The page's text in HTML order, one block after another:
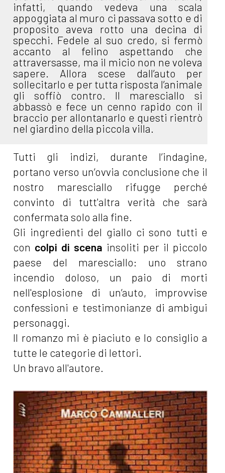
infatti, quando vedeva una scala
appoggiata al muro ci passava sotto e di
proposito aveva rotto una decina di
specchi. Fedele al suo credo, si fermò
accanto al felino aspettando che
attraversasse, ma il micio non ne voleva
sapere. Allora scese dall’auto per
sollecitarlo e per tutta risposta l’animale
gli soffiò contro. Il maresciallo si
abbassò e fece un cenno rapido con il
braccio per allontanarlo e questi rientrò
nel giardino della piccola villa.
Tutti gli indizi, durante l’indagine,
portano verso un’ovvia conclusione che il
nostro maresciallo rifugge perché
convinto di tutt'altra verità che sarà
confermata solo alla fine.
Gli ingredienti del giallo ci sono tutti e
con colpi di scena insoliti per il piccolo
paese del maresciallo: uno strano
incendio doloso, un paio di morti
nell'esplosione di un’auto, improvvise
confessioni e testimonianze di ambigui
personaggi.
Il romanzo mi è piaciuto e lo consiglio a
tutte le categorie di lettori.
Un bravo all'autore.